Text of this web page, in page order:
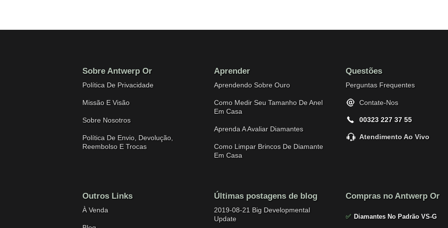
Sobre Antwerp Or
Política De Privacidade
Missão E Visão
Sobre Nosotros
Política De Envio, Devolução,
Reembolso E Trocas
Aprender
Aprendendo Sobre Ouro
Como Medir Seu Tamanho De Anel
Em Casa
Aprenda A Avaliar Diamantes
Como Limpar Brincos De Diamante
Em Casa
Questões
Perguntas Frequentes
Contate-Nos
00323 227 37 55
Atendimento Ao Vivo
Outros Links
À Venda
Últimas postagens de blog
2019-08-21 Big Developmental
Update
Compras no Antwerp Or
✅ Diamantes No Padrão VS-G